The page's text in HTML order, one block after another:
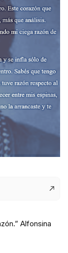
Alfonsina